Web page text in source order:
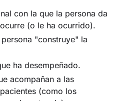
con la que la persona da
(o le ha ocurrido).
"construye" la
ha desempeñado.
acompañan a las
(como los